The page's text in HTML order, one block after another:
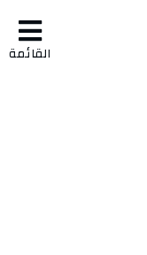
القائمة